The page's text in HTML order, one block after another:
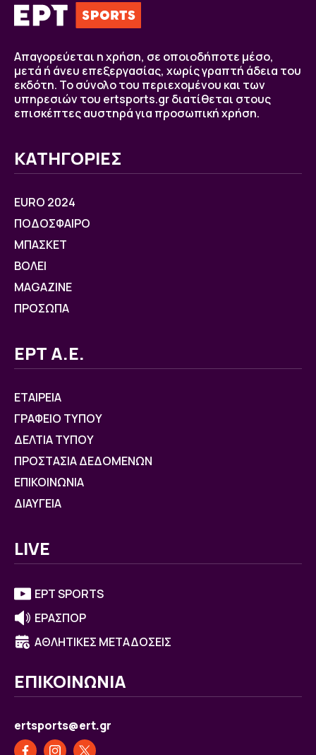
Απαγορεύεται η χρήση, σε οποιοδήποτε μέσο,
μετά ή άνευ επεξεργασίας, χωρίς γραπτή άδεια του
εκδότη. Το σύνολο του περιεχομένου και των
υπηρεσιών του ertsports.gr διατίθεται στους
επισκέπτες αυστηρά για προσωπική χρήση.
ΚΑΤΗΓΟΡΙΕΣ
EURO 2024
ΠΟΔΟΣΦΑΙΡΟ
ΜΠΑΣΚΕΤ
ΒOΛΕΙ
MAGAZINE
ΠΡΟΣΩΠΑ
ΕΡΤ Α.Ε.
ΕΤΑΙΡΕΙΑ
ΓΡΑΦΕΙΟ ΤΥΠΟΥ
ΔΕΛΤΙΑ ΤΥΠΟΥ
ΠΡΟΣΤΑΣΙΑ ΔΕΔΟΜΕΝΩΝ
ΕΠΙΚΟΙΝΩΝΙΑ
ΔΙΑΥΓΕΙΑ
LIVE
ΕΡΤ SPORTS
ΕΡΑΣΠΟΡ
ΑΘΛΗΤΙΚΕΣ ΜΕΤΑΔΟΣΕΙΣ
ΕΠΙΚΟΙΝΩΝΙΑ
ertsports@ert.gr